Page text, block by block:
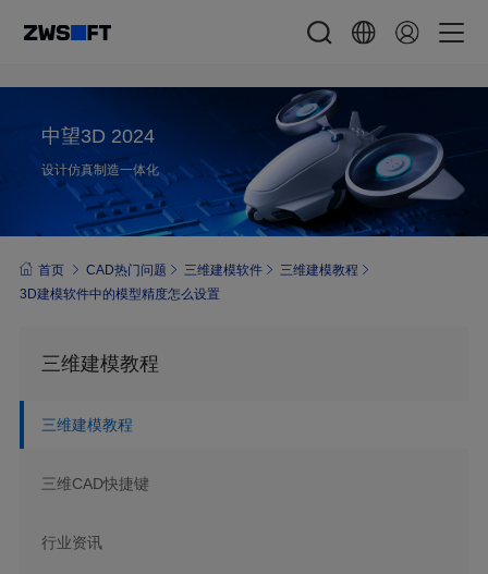
中望3D 2024
设计仿真制造一体化
首页 CAD热门问题 三维建模软件
三维建模教程
3D建模软件中的模型精度怎么设置
三维建模教程
三维建模教程
三维CAD快捷键
行业资讯